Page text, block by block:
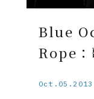
Blue
Rope：
Oct.05.2013